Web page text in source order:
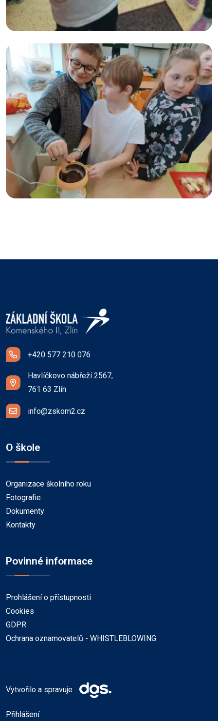
+420 577 210 076
Havlíčkovo nábřeží 2567,
761 63 Zlín
info@zskom2.cz
O škole
Organizace školního roku
Fotografie
Dokumenty
Kontakty
Povinné informace
Prohlášení o přístupnosti
Cookies
GDPR
Ochrana oznamovatelů - WHISTLEBLOWING
Vytvořilo a spravuje
Přihlášení